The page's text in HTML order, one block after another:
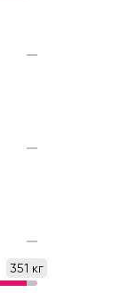
351 кг